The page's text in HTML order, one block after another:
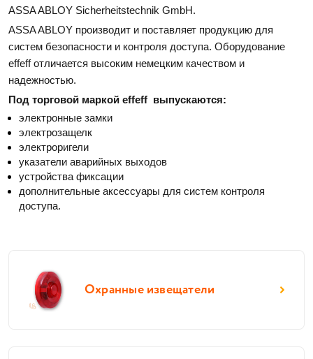
ASSA ABLOY Sicherheitstechnik GmbH.
ASSA ABLOY производит и поставляет продукцию для
систем безопасности и контроля доступа. Оборудование
effeff отличается высоким немецким качеством и
надежностью.
Под торговой маркой effeff  выпускаются:
электронные замки
электрозащелк
электроригели
указатели аварийных выходов
устройства фиксации
дополнительные аксессуары для систем контроля
доступа.
Охранные извещатели